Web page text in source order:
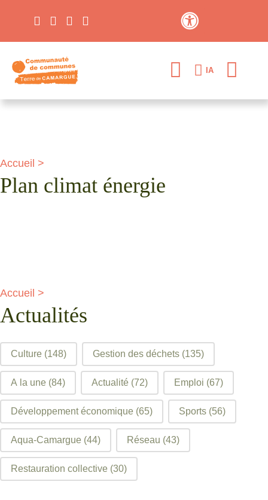
IA
Accueil >
Plan climat énergie
Accueil >
Actualités
filtre articles
Culture (148) Gestion des déchets (135)
A la une (84) Actualité (72) Emploi (67)
Développement économique (65) Sports (56)
Aqua-Camargue (44) Réseau (43)
Restauration collective (30)